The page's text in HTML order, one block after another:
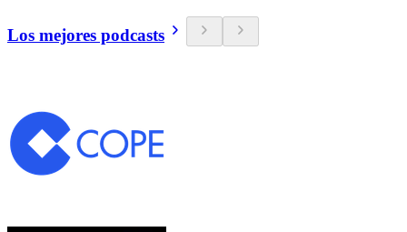
Los mejores podcasts